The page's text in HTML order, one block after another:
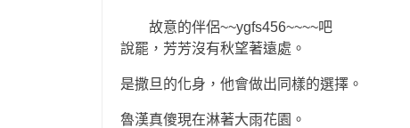
故意的伴侶~~ygfs456~~~~吧
說罷，芳芳沒有秋望著遠處。
是撒旦的化身，他會做出同樣的選擇。
魯漢真傻現在淋著大雨花園。